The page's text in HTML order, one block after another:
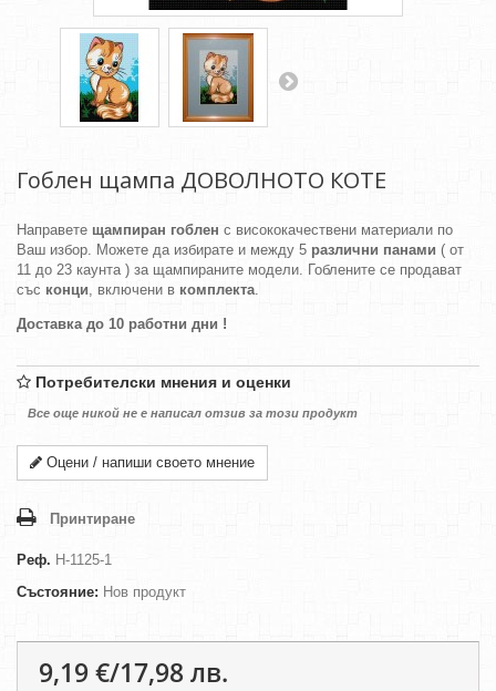
Гоблен щампа ДОВОЛНОТО КОТЕ
Направете щампиран гоблен с висококачествени материали по
Ваш избор. Можете да избирате и между 5 различни панами ( от
11 до 23 каунта ) за щампираните модели. Гоблените се продават
със конци, включени в комплекта.
Доставка до 10 работни дни !
Потребителски мнения и оценки
Все още никой не е написал отзив за този продукт
Оцени / напиши своето мнение
Принтиране
Реф. H-1125-1
Състояние: Нов продукт
9,19 €/17,98 лв.